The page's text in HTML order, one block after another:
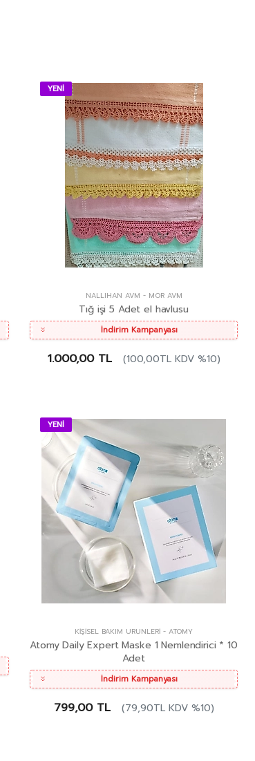
YENİ
NALLIHAN AVM - MOR AVM
Tığ işi 5 Adet el havlusu
İndirim Kampanyası
1.000,00 TL (100,00TL KDV %10)
YENİ
KIŞISEL BAKIM ÜRÜNLERI - ATOMY
Atomy Daily Expert Maske 1 Nemlendirici * 10
Adet
İndirim Kampanyası
799,00 TL (79,90TL KDV %10)